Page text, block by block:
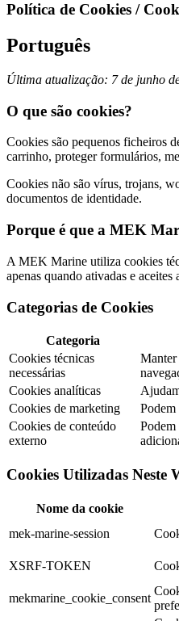
Política de Cookies /
Português
Última atualização: 7 de junho
O que são cookies?
Cookies são pequenos ficheiros
carrinho, proteger formulários,
Cookies não são vírus, trojans,
documentos de identidade.
Porque é que a MEK
A MEK Marine utiliza cookies
apenas quando ativadas e
Categorias de Cookies
Categoria
Cookies técnicas
necessárias
Manter
Cookies analíticas
Cookies de marketing
Podem
Cookies de conteúdo
externo
Podem
Cookies Utilizadas Neste
Nome da cookie
mek-marine-session
XSRF-TOKEN
mekmarine_cookie_consent